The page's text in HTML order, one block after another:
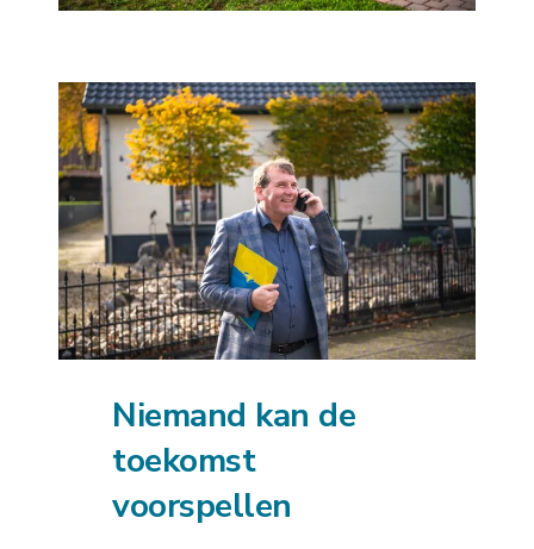
Niemand kan de
toekomst
voorspellen